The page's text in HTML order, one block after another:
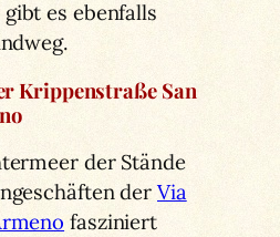
es ebenfalls
Krippenstraße San
der Stände
derVia
fasziniert